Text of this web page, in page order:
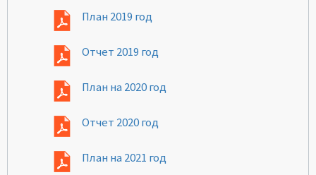
План 2019 год
Отчет 2019 год
План на 2020 год
Отчет 2020 год
План на 2021 год